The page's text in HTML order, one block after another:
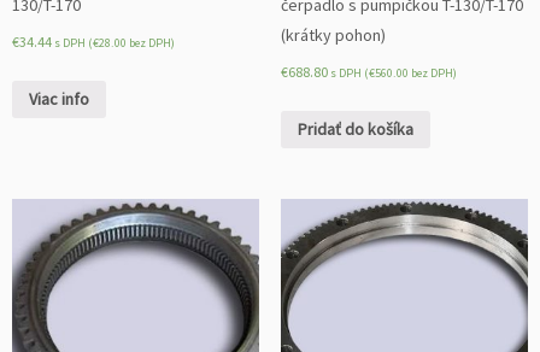
€34.44 s DPH (€28.00 bez DPH)
Viac info
(krátky pohon)
€688.80 s DPH (€560.00 bez DPH)
Pridať do košíka